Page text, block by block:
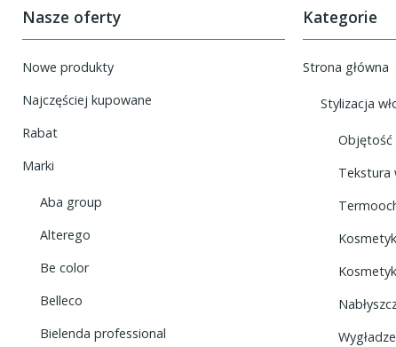
Nasze oferty
Nowe produkty
Najczęściej kupowane
Rabat
Marki
Aba group
Alterego
Be color
Belleco
Bielenda professional
Kategorie
Strona główna
Stylizacja
Objętość
Tekstura